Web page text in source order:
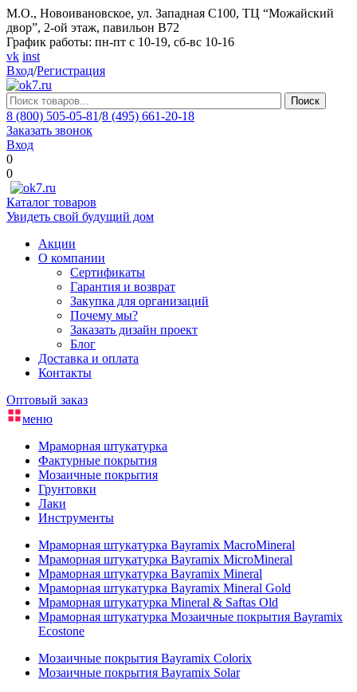
М.О., Новоивановское, ул. Западная С100, ТЦ “Можайский
двор”, 2-ой этаж, павильон В72
График работы: пн-пт с 10-19, сб-вс 10-16
vk inst
Вход/Регистрация
Поиск
8 (800) 505-05-81/8 (495) 661-20-18
Заказать звонок
Вход
0
0
Каталог товаров
Увидеть свой будущий дом
Акции
О компании
Сертификаты
Гарантия и возврат
Закупка для организаций
Почему мы?
Заказать дизайн проект
Блог
Доставка и оплата
Контакты
Оптовый заказ
меню
Мраморная штукатурка
Фактурные покрытия
Мозаичные покрытия
Грунтовки
Лаки
Инструменты
Мраморная штукатурка Bayramix MacroMineral
Мраморная штукатурка Bayramix MicroMineral
Мраморная штукатурка Bayramix Mineral
Мраморная штукатурка Bayramix Mineral Gold
Мраморная штукатурка Mineral & Saftas Old
Мраморная штукатурка Мозаичные покрытия Bayramix
Ecostone
Мозаичные покрытия Bayramix Colorix
Мозаичные покрытия Bayramix Solar